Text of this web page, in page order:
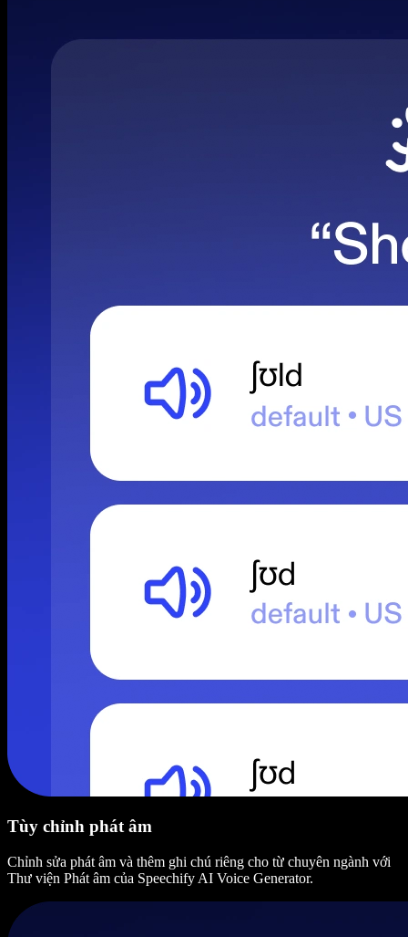
Tùy chỉnh phát âm
Chỉnh sửa phát âm và thêm ghi chú riêng cho từ chuyên ngành với
Thư viện Phát âm của Speechify AI Voice Generator.